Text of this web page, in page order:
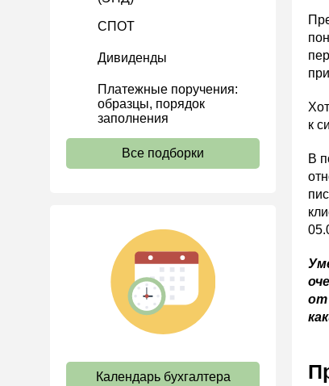
Учет МПЗ
Зарплаты и кадры
Основы трудового
Прием на работу и переводы
Коллективный договор и
локальные акты
Рабочее время и режим
труда
Отпуск и время отдыха
СПОТ
Дивиденды
Платежные поручения:
образцы, порядок
заполнения
Все подборки
Календарь бухгалтера
к
В
от